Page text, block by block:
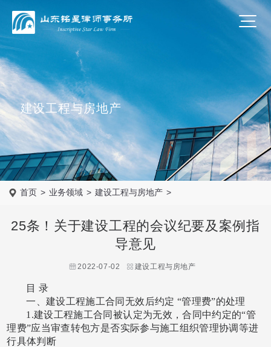
建设工程与房地产
首页 > 业务领域 > 建设工程与房地产 >
25条！关于建设工程的会议纪要及案例指
导意见
2022-07-02 建设工程与房地产
目 录
一、建设工程施工合同无效后约定 “管理费”的处理
1.建设工程施工合同被认定为无效，合同中约定的“管
理费”应当审查转包方是否实际参与施工组织管理协调等进
行具体判断